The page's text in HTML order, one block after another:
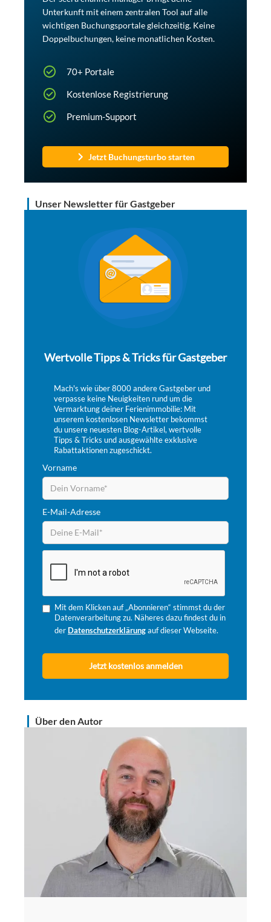
Unterkunft mit einem zentralen Tool auf alle
wichtigen Buchungsportale gleichzeitig. Keine
Doppelbuchungen, keine monatlichen Kosten.
70+ Portale
Kostenlose Registrierung
Premium-Support
Jetzt Buchungsturbo starten
Unser Newsletter für Gastgeber
Wertvolle Tipps & Tricks für Gastgeber
Mach's wie über 8000 andere Gastgeber und
verpasse keine Neuigkeiten rund um die
Vermarktung deiner Ferienimmobilie: Mit
unserem kostenlosen Newsletter bekommst
du unsere neuesten Blog-Artikel, wertvolle
Tipps & Tricks und ausgewählte exklusive
Rabattaktionen zugeschickt.
Vorname
E-Mail-Adresse
Mit dem Klicken auf „Abonnieren“ stimmst du der
Datenverarbeitung zu. Näheres dazu findest du in
der Datenschutzerklärung auf dieser Webseite.
Über den Autor